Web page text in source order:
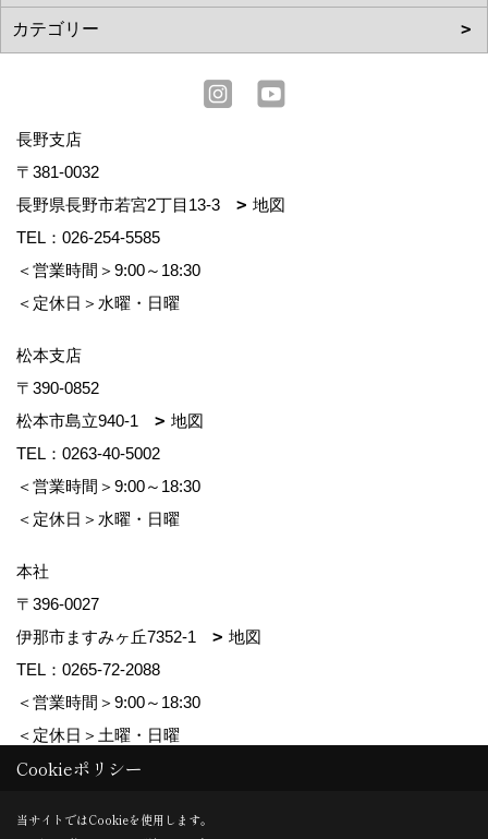
長野支店
〒381-0032
長野県長野市若宮2丁目13-3
地図
TEL： 026-254-5585
＜営業時間＞9:00～18:30
＜定休日＞水曜・日曜
松本支店
〒390-0852
松本市島立940-1
地図
TEL： 0263-40-5002
＜営業時間＞9:00～18:30
＜定休日＞水曜・日曜
本社
〒396-0027
伊那市ますみヶ丘7352-1
地図
TEL： 0265-72-2088
＜営業時間＞9:00～18:30
＜定休日＞土曜・日曜
Copyright (c) ForestCorporation. All Rights Reserved.
Cookieポリシー
当サイトではCookieを使用します。